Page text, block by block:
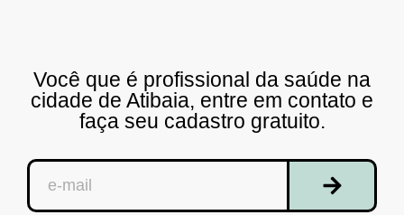
Você que é profissional da saúde na
cidade de Atibaia, entre em contato e
faça seu cadastro gratuito.